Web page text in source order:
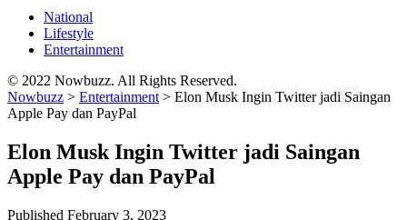
National
Lifestyle
Entertainment
© 2022 Nowbuzz. All Rights Reserved.
Nowbuzz > Entertainment > Elon Musk Ingin Twitter jadi Saingan
Apple Pay dan PayPal
Elon Musk Ingin Twitter jadi Saingan
Apple Pay dan PayPal
Published February 3, 2023